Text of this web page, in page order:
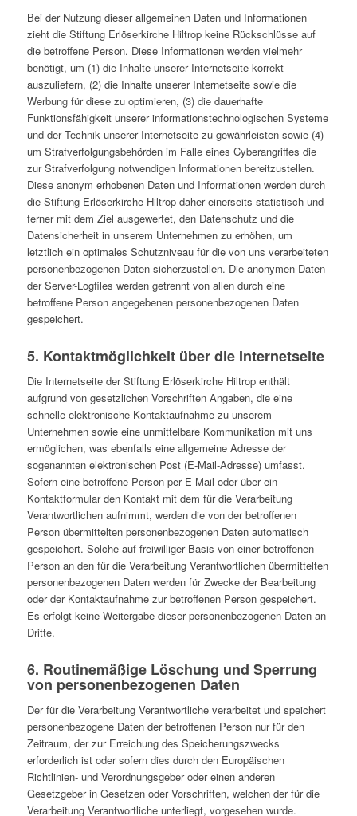
Bei der Nutzung dieser allgemeinen Daten und Informationen
zieht die Stiftung Erlöserkirche Hiltrop keine Rückschlüsse auf
die betroffene Person. Diese Informationen werden vielmehr
benötigt, um (1) die Inhalte unserer Internetseite korrekt
auszuliefern, (2) die Inhalte unserer Internetseite sowie die
Werbung für diese zu optimieren, (3) die dauerhafte
Funktionsfähigkeit unserer informationstechnologischen Systeme
und der Technik unserer Internetseite zu gewährleisten sowie (4)
um Strafverfolgungsbehörden im Falle eines Cyberangriffes die
zur Strafverfolgung notwendigen Informationen bereitzustellen.
Diese anonym erhobenen Daten und Informationen werden durch
die Stiftung Erlöserkirche Hiltrop daher einerseits statistisch und
ferner mit dem Ziel ausgewertet, den Datenschutz und die
Datensicherheit in unserem Unternehmen zu erhöhen, um
letztlich ein optimales Schutzniveau für die von uns verarbeiteten
personenbezogenen Daten sicherzustellen. Die anonymen Daten
der Server-Logfiles werden getrennt von allen durch eine
betroffene Person angegebenen personenbezogenen Daten
gespeichert.
5. Kontaktmöglichkeit über die Internetseite
Die Internetseite der Stiftung Erlöserkirche Hiltrop enthält
aufgrund von gesetzlichen Vorschriften Angaben, die eine
schnelle elektronische Kontaktaufnahme zu unserem
Unternehmen sowie eine unmittelbare Kommunikation mit uns
ermöglichen, was ebenfalls eine allgemeine Adresse der
sogenannten elektronischen Post (E-Mail-Adresse) umfasst.
Sofern eine betroffene Person per E-Mail oder über ein
Kontaktformular den Kontakt mit dem für die Verarbeitung
Verantwortlichen aufnimmt, werden die von der betroffenen
Person übermittelten personenbezogenen Daten automatisch
gespeichert. Solche auf freiwilliger Basis von einer betroffenen
Person an den für die Verarbeitung Verantwortlichen übermittelten
personenbezogenen Daten werden für Zwecke der Bearbeitung
oder der Kontaktaufnahme zur betroffenen Person gespeichert.
Es erfolgt keine Weitergabe dieser personenbezogenen Daten an
Dritte.
6. Routinemäßige Löschung und Sperrung
von personenbezogenen Daten
Der für die Verarbeitung Verantwortliche verarbeitet und speichert
personenbezogene Daten der betroffenen Person nur für den
Zeitraum, der zur Erreichung des Speicherungszwecks
erforderlich ist oder sofern dies durch den Europäischen
Richtlinien- und Verordnungsgeber oder einen anderen
Gesetzgeber in Gesetzen oder Vorschriften, welchen der für die
Verarbeitung Verantwortliche unterliegt, vorgesehen wurde.